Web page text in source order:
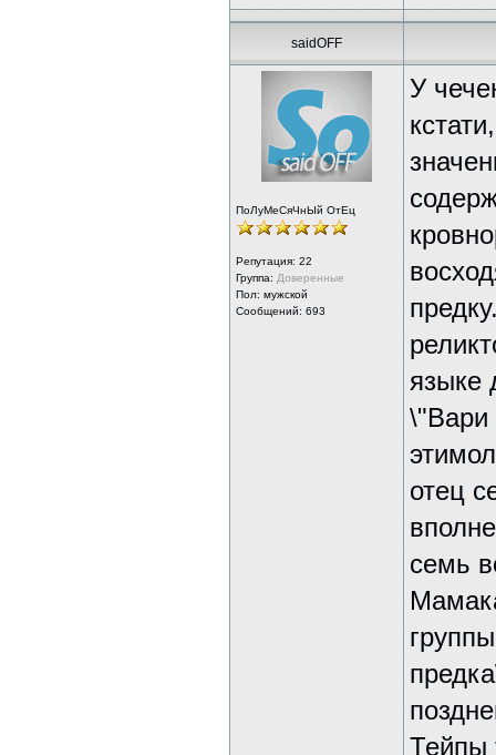
saidOFF
ПоЛуМеСяЧнЫй ОтЕц
Репутация: 22
Группа: Доверенные
Пол: мужской
Сообщений: 693
У
языке
\"Вари
отец
семь
Тейпы